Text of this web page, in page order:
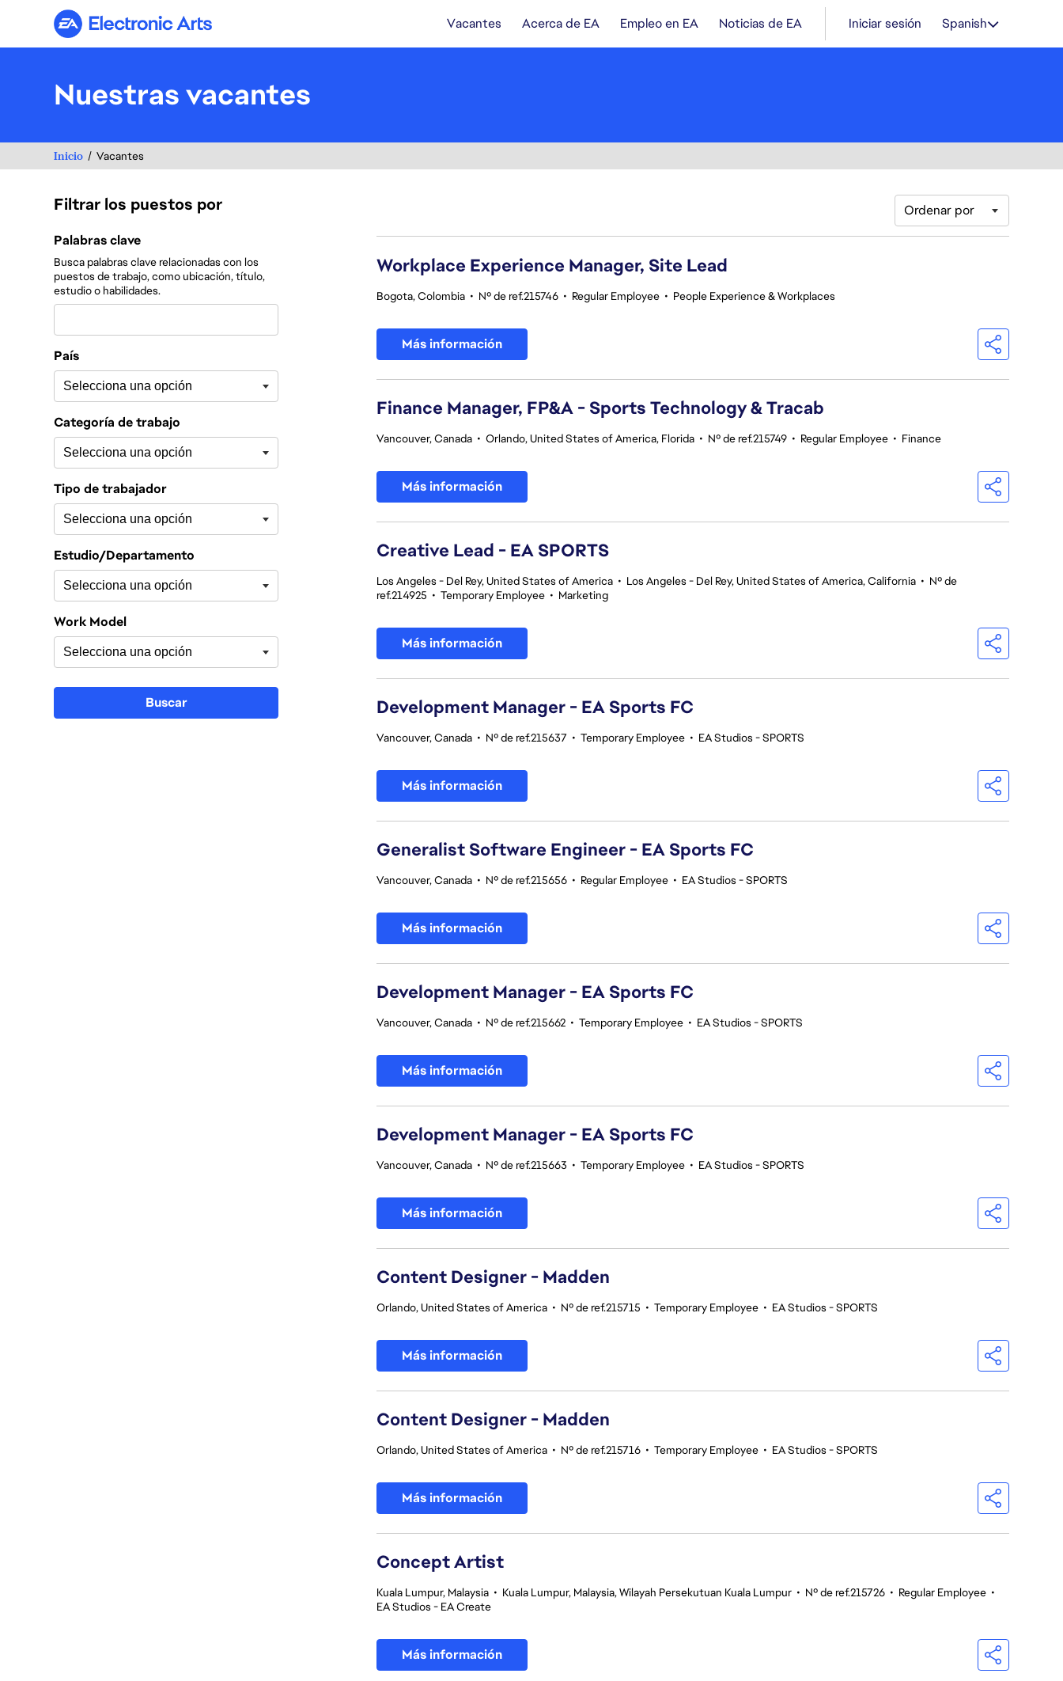
Electronic Arts Vacantes Acerca de EA Empleo en EA Noticias de EA Iniciar sesión Spanish
Nuestras vacantes
Inicio Vacantes
Filtrar los puestos por
Filtrar los puestos por
Palabras clave
Busca palabras clave relacionadas con los
puestos de trabajo, como ubicación, título,
estudio o habilidades.
País
Categoría de trabajo
Tipo de trabajador
Estudio/Departamento
Work Model
Buscar
Ordenar por
Workplace Experience Manager, Site Lead
Bogota, Colombia • Nº de ref.215746 • Regular Employee • People Experience & Workplaces
Más información
Finance Manager, FP&A - Sports Technology & Tracab
Vancouver, Canada • Orlando, United States of America, Florida • Nº de ref.215749 • Regular Employee • Finance
Más información
Creative Lead - EA SPORTS
Los Angeles - Del Rey, United States of America • Los Angeles - Del Rey, United States of America, California • Nº de
ref.214925 • Temporary Employee • Marketing
Más información
Development Manager - EA Sports FC
Vancouver, Canada • Nº de ref.215637 • Temporary Employee • EA Studios - SPORTS
Más información
Generalist Software Engineer - EA Sports FC
Vancouver, Canada • Nº de ref.215656 • Regular Employee • EA Studios - SPORTS
Más información
Development Manager - EA Sports FC
Vancouver, Canada • Nº de ref.215662 • Temporary Employee • EA Studios - SPORTS
Más información
Development Manager - EA Sports FC
Vancouver, Canada • Nº de ref.215663 • Temporary Employee • EA Studios - SPORTS
Más información
Content Designer - Madden
Orlando, United States of America • Nº de ref.215715 • Temporary Employee • EA Studios - SPORTS
Más información
Content Designer - Madden
Orlando, United States of America • Nº de ref.215716 • Temporary Employee • EA Studios - SPORTS
Más información
Concept Artist
Kuala Lumpur, Malaysia • Kuala Lumpur, Malaysia, Wilayah Persekutuan Kuala Lumpur • Nº de ref.215726 • Regular Employee •
EA Studios - EA Create
Más información